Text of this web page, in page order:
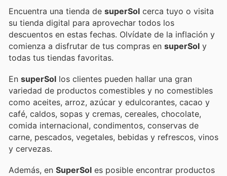
Encuentra una tienda de superSol cerca tuyo o visita
su tienda digital para aprovechar todos los
descuentos en estas fechas. Olvídate de la inflación y
comienza a disfrutar de tus compras en superSol y
todas tus tiendas favoritas.
En superSol los clientes pueden hallar una gran
variedad de productos comestibles y no comestibles
como aceites, arroz, azúcar y edulcorantes, cacao y
café, caldos, sopas y cremas, cereales, chocolate,
comida internacional, condimentos, conservas de
carne, pescados, vegetales, bebidas y refrescos, vinos
y cervezas.
Además, en SuperSol es posible encontrar productos